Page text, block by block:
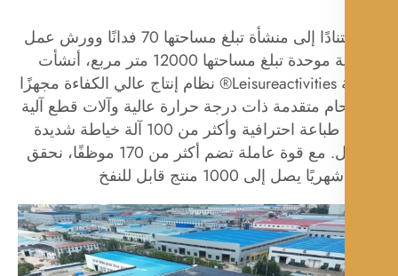
2. استنادًا إلى منشأة تبلغ مساحتها 70 فدانًا وورش عمل
صناعية موحدة تبلغ مساحتها 12000 متر مربع، أنشأت
شركة Leisureactivities® نظام إنتاج عالي الكفاءة مجهزًا
متقدمة ذات درجة حرارة عالية وآلات قطع آلية
وآلات طباعة احترافية وأكثر من 100 آلة خياطة شديدة
التحمل. مع قوة عاملة تضم أكثر من 170 موظفًا، نحقق
يصل إلى 1000 منتج قابل للنفخ